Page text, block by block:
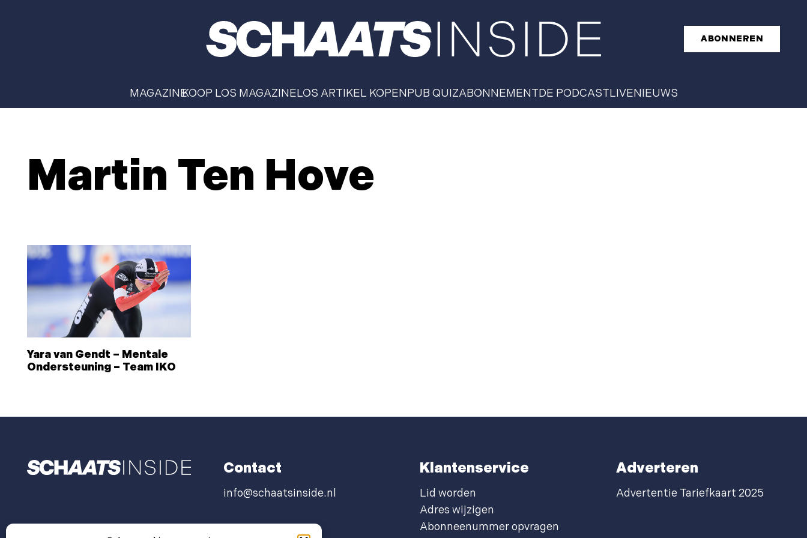
ABONNEREN
MAGAZINEKOOP LOS MAGAZINELOS ARTIKEL KOPENPUB QUIZABONNEMENTDE PODCASTLIVENIEUWS
Martin Ten Hove
Yara van Gendt – Mentale
Ondersteuning – Team IKO
Contact
info@schaatsinside.nl
Klantenservice
Lid worden
Adres wijzigen
Abonneenummer opvragen
Adverteren
Advertentie Tariefkaart 2025